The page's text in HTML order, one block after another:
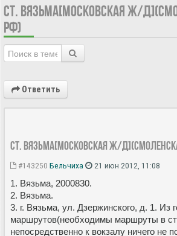
СТ. ВЯЗЬМА[МОСКОВСКАЯ Ж/
РФ)
Ответить
Ст. Вязьма[Московская ж/
#143250 Бельчиха 21 июн 2012, 11:08
1. Вязьма, 2000830.
2. Вязьма.
3. г. Вязьма, ул. Дзержинского, д. 1. Из
маршрутов(необходимы маршруты в
непосредственно к вокзалу ничего не